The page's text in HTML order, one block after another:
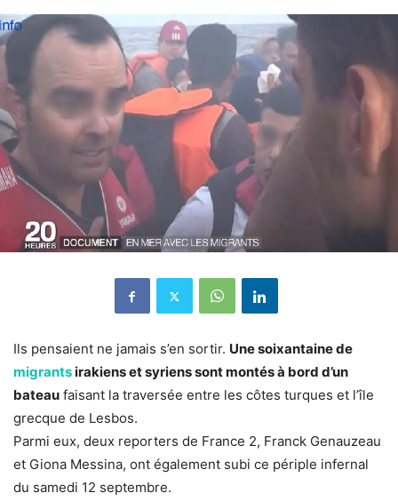
Ils pensaient ne jamais s’en sortir. Une soixantaine de
migrantsirakiens et syriens sont montés à bord d’un
bateau faisant la traversée entre les côtes turques et l’île
grecque de Lesbos.
Parmi eux, deux reporters de France 2, Franck Genauzeau
et Giona Messina, ont également subi ce périple infernal
du samedi 12 septembre.